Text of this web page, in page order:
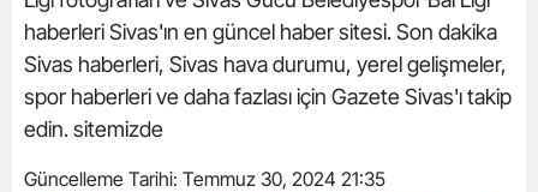
haberleri Sivas'ın en güncel haber sitesi. Son dakika
Sivas haberleri, Sivas hava durumu, yerel gelişmeler,
spor haberleri ve daha fazlası için Gazete Sivas'ı takip
edin. sitemizde
Güncelleme Tarihi: Temmuz 30, 2024 21:35